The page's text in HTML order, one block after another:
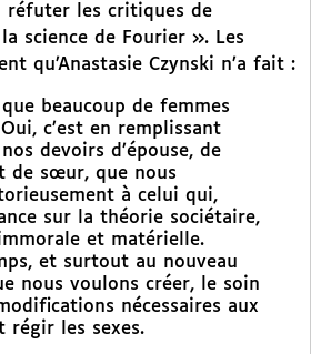
réfuter les critiques de
science de Fourier ». Les
qu’Anastasie Czynski n’a fait :
beaucoup de femmes
c’est en remplissant
devoirs d’épouse, de
de sœur, que nous
à celui qui,
sur la théorie sociétaire,
immorale et matérielle.
et surtout au nouveau
nous voulons créer, le soin
nécessaires aux
régir les sexes.